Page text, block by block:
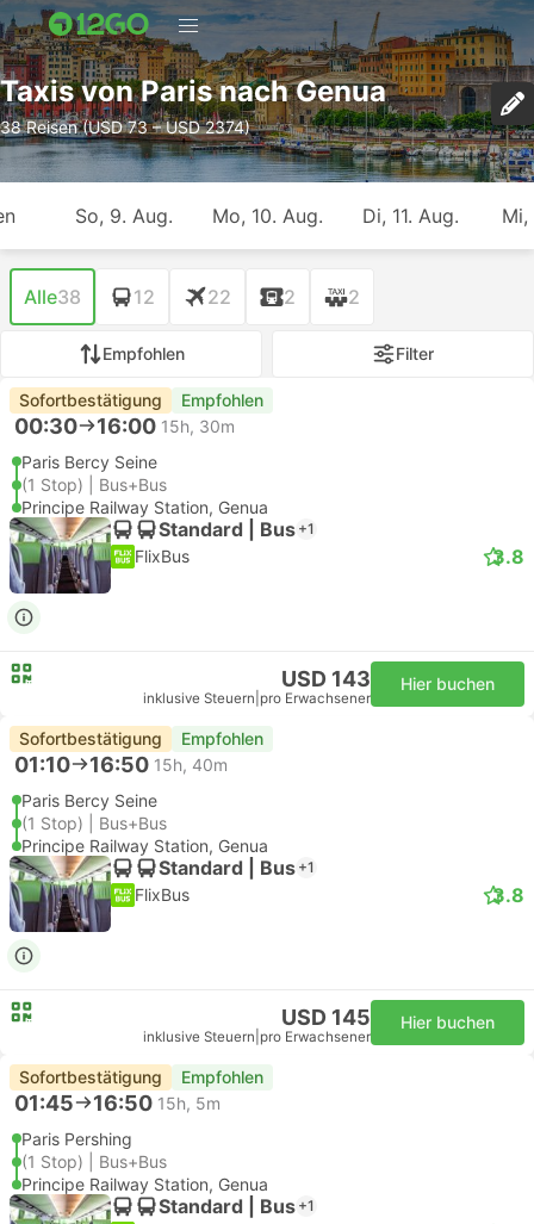
Taxis von Paris nach Genua
38 Reisen (USD 73 – USD 2374)
So, 9. Aug. Mo, 10. Aug. Di, 11. Aug. Mi,
Alle38 12 22 2 2
Empfohlen Filter
Sofortbestätigung Empfohlen
00:30 16:00 15h, 30m
Paris Bercy Seine
(1 Stop) | Bus+Bus
Principe Railway Station, Genua
Standard | Bus +1
FlixBus 3.8
USD 143
inklusive Steuern pro Erwachsener
Hier buchen
Sofortbestätigung Empfohlen
01:10 16:50 15h, 40m
Paris Bercy Seine
(1 Stop) | Bus+Bus
Principe Railway Station, Genua
Standard | Bus +1
FlixBus 3.8
USD 145
inklusive Steuern pro Erwachsener
Hier buchen
Sofortbestätigung Empfohlen
01:45 16:50 15h, 5m
Paris Pershing
(1 Stop) | Bus+Bus
Principe Railway Station, Genua
Standard | Bus +1